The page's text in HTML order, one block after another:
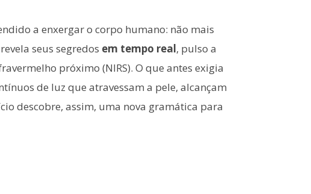
a enxergar o corpo humano: não mais
seus segredos em tempo real, pulso a
próximo (NIRS). O que antes exigia
de luz que atravessam a pele, alcançam
descobre, assim, uma nova gramática para